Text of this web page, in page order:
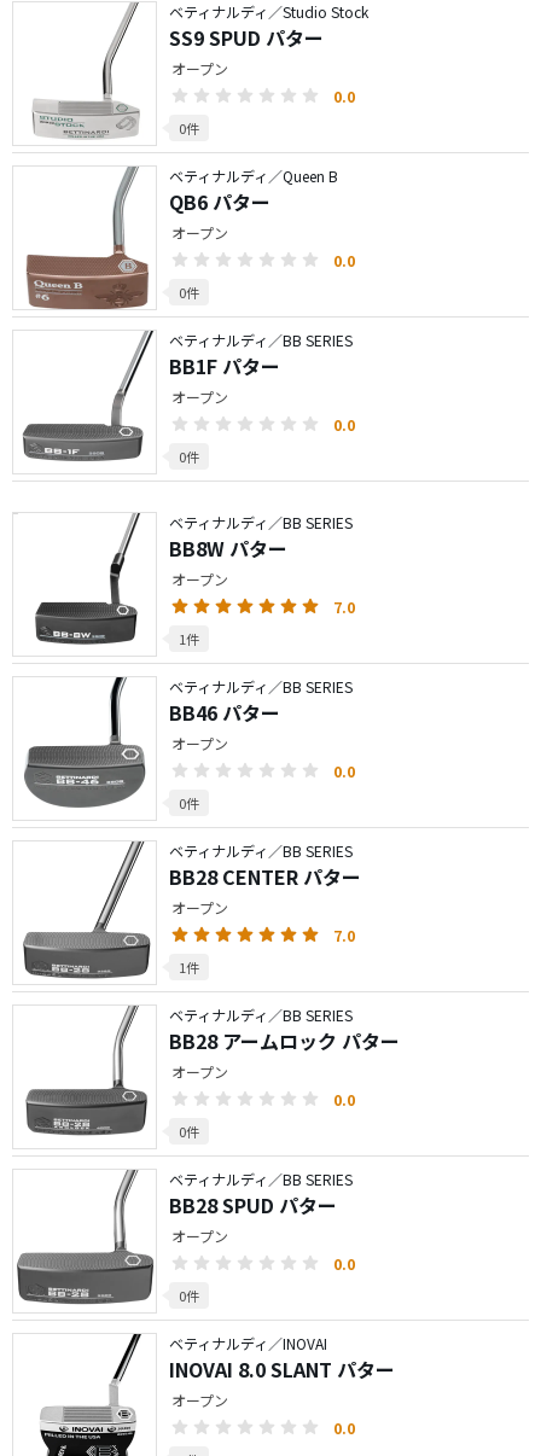
ベティナルディ／Studio Stock
SS9 SPUD パター
オープン
0.0
0件
ベティナルディ／Queen B
QB6 パター
オープン
0.0
0件
ベティナルディ／BB SERIES
BB1F パター
オープン
0.0
0件
ベティナルディ／BB SERIES
BB8W パター
オープン
7.0
1件
ベティナルディ／BB SERIES
BB46 パター
オープン
0.0
0件
ベティナルディ／BB SERIES
BB28 CENTER パター
オープン
7.0
1件
ベティナルディ／BB SERIES
BB28 アームロック パター
オープン
0.0
0件
ベティナルディ／BB SERIES
BB28 SPUD パター
オープン
0.0
0件
ベティナルディ／INOVAI
INOVAI 8.0 SLANT パター
オープン
0.0